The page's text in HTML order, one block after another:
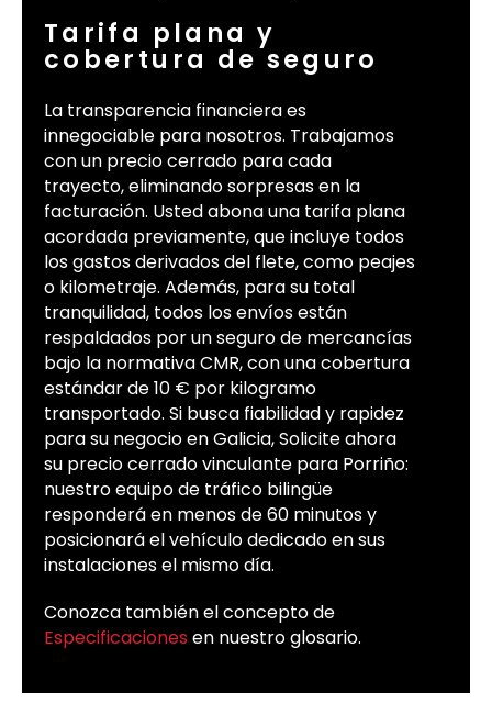
Tarifa plana y
cobertura de seguro
La transparencia financiera es
innegociable para nosotros. Trabajamos
con un precio cerrado para cada
trayecto, eliminando sorpresas en la
facturación. Usted abona una tarifa plana
acordada previamente, que incluye todos
los gastos derivados del flete, como peajes
o kilometraje. Además, para su total
tranquilidad, todos los envíos están
respaldados por un seguro de mercancías
bajo la normativa CMR, con una cobertura
estándar de 10 € por kilogramo
transportado. Si busca fiabilidad y rapidez
para su negocio en Galicia, Solicite ahora
su precio cerrado vinculante para Porriño:
nuestro equipo de tráfico bilingüe
responderá en menos de 60 minutos y
posicionará el vehículo dedicado en sus
instalaciones el mismo día.
Conozca también el concepto de
Especificaciones en nuestro glosario.